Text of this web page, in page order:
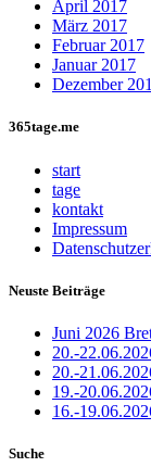
April 2017
März 2017
Februar 2017
Januar 2017
Dezember
365tage.me
start
tage
kontakt
Impressum
Neuste Beiträge
Juni 2026
20.-
20.-
19.-
16.-
Suche